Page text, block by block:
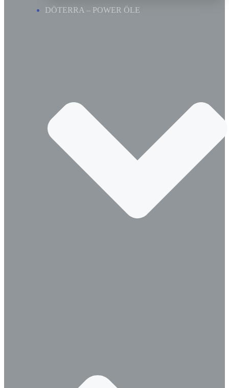
DÖTERRA – POWER ÖLE